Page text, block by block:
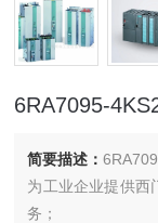
6RA7095-
简要描述：
为工业企业提供西
务；